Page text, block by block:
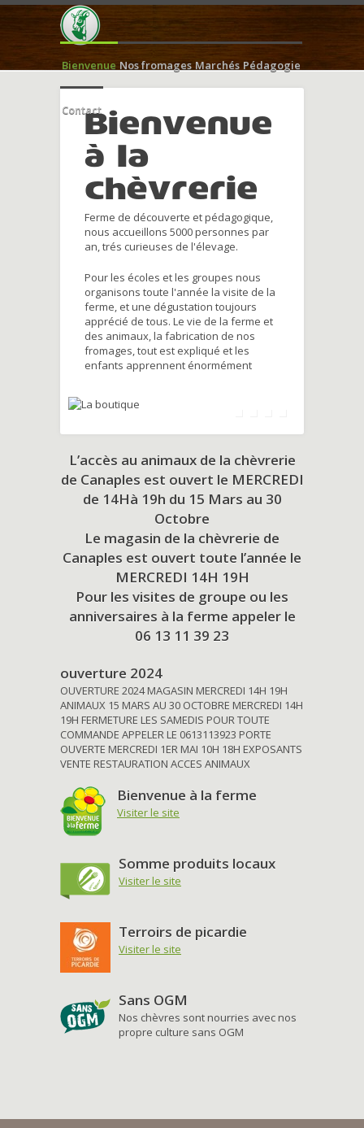
Bienvenue Nos fromages Marchés Pédagogie
ContactBienvenue
à la
chèvrerie
Ferme de découverte et pédagogique,
nous accueillons 5000 personnes par
an, trés curieuses de l'élevage.
Pour les écoles et les groupes nous
organisons toute l'année la visite de la
ferme, et une dégustation toujours
apprécié de tous. Le vie de la ferme et
des animaux, la fabrication de nos
fromages, tout est expliqué et les
enfants apprennent énormément
L’accès au animaux de la chèvrerie
de Canaples est ouvert le MERCREDI
de 14Hà 19h du 15 Mars au 30
Octobre
Le magasin de la chèvrerie de
Canaples est ouvert toute l’année le
MERCREDI 14H 19H
Pour les visites de groupe ou les
anniversaires à la ferme appeler le
06 13 11 39 23
ouverture 2024
OUVERTURE 2024 MAGASIN MERCREDI 14H 19H
ANIMAUX 15 MARS AU 30 OCTOBRE MERCREDI 14H
19H FERMETURE LES SAMEDIS POUR TOUTE
COMMANDE APPELER LE 0613113923 PORTE
OUVERTE MERCREDI 1ER MAI 10H 18H EXPOSANTS
VENTE RESTAURATION ACCES ANIMAUX
Bienvenue à la ferme
Visiter le site
Somme produits locaux
Visiter le site
Terroirs de picardie
Visiter le site
Sans OGM
Nos chèvres sont nourries avec nos
propre culture sans OGM